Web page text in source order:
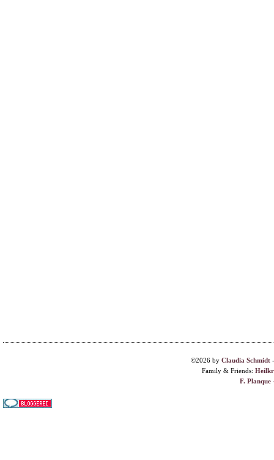
©2026 by Claudia Schmidt
Family & Friends:
F. Planque